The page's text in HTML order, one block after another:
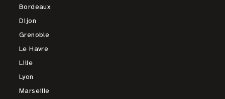
Bordeaux
Dijon
Grenoble
Le Havre
Lille
Lyon
Marseille